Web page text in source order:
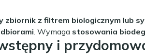
zbiornik z filtrem biologicznym lub
. Wymaga stosowania
i